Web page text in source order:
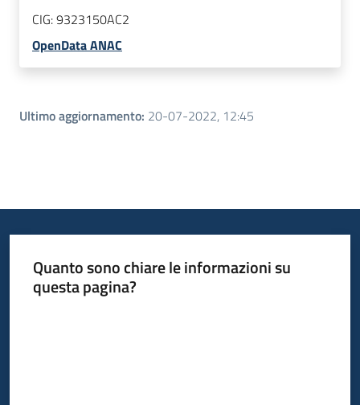
CIG:9323150AC2
OpenData ANAC
Ultimo aggiornamento: 20-07-2022, 12:45
Quanto sono chiare le informazioni su
questa pagina?